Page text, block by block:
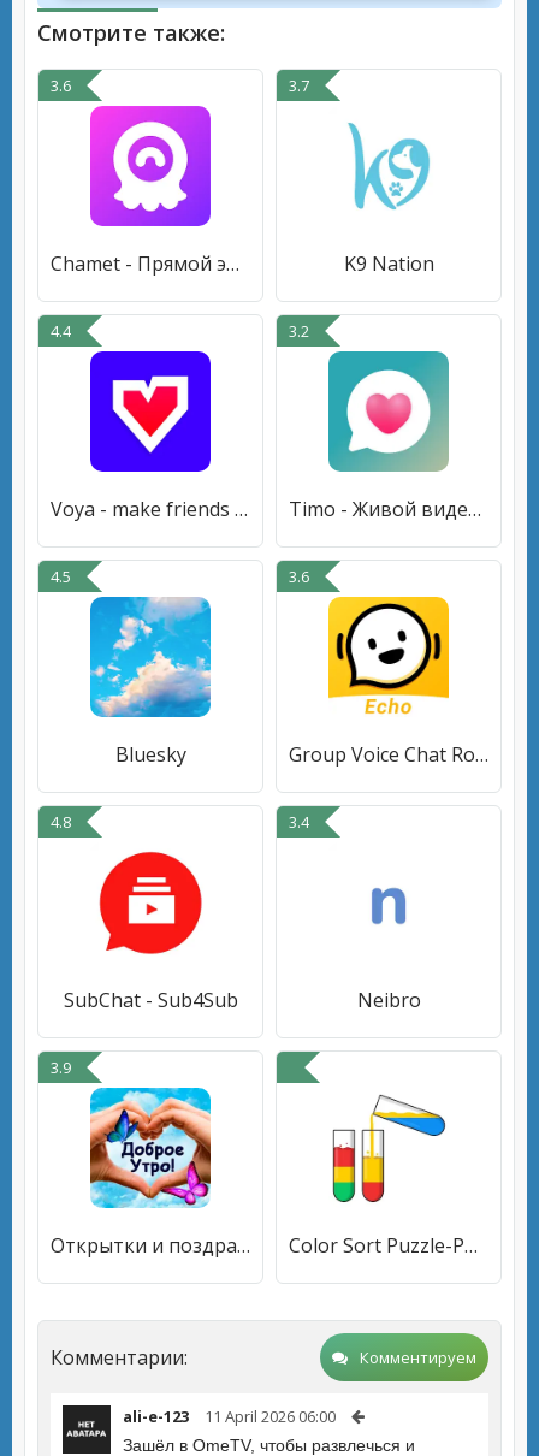
Смотрите также:
3.6
Chamet - Прямой эфир видеочат
3.7
K9 Nation
4.4
Voya - make friends nearby
3.2
Timo - Живой видеочат
4.5
Bluesky
3.6
Group Voice Chat Room-Echo
4.8
SubChat - Sub4Sub
3.4
Neibro
3.9
Открытки и поздравления Color Sort Puzzle-Puzzle Game
Комментарии: Комментируем
ali-e-123 11 April 2026 06:00
Зашёл в OmeTV, чтобы развлечься и